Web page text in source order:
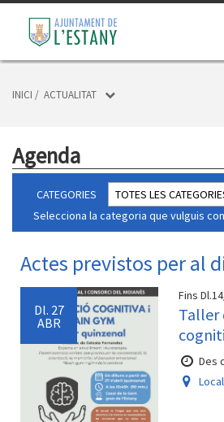
INICI / ACTUALITAT
Agenda
CATEGORIES
Selecciona la categoria que vulguis
Actes previstos per al
Dl. 27
ABR
Fins
Taller
Des